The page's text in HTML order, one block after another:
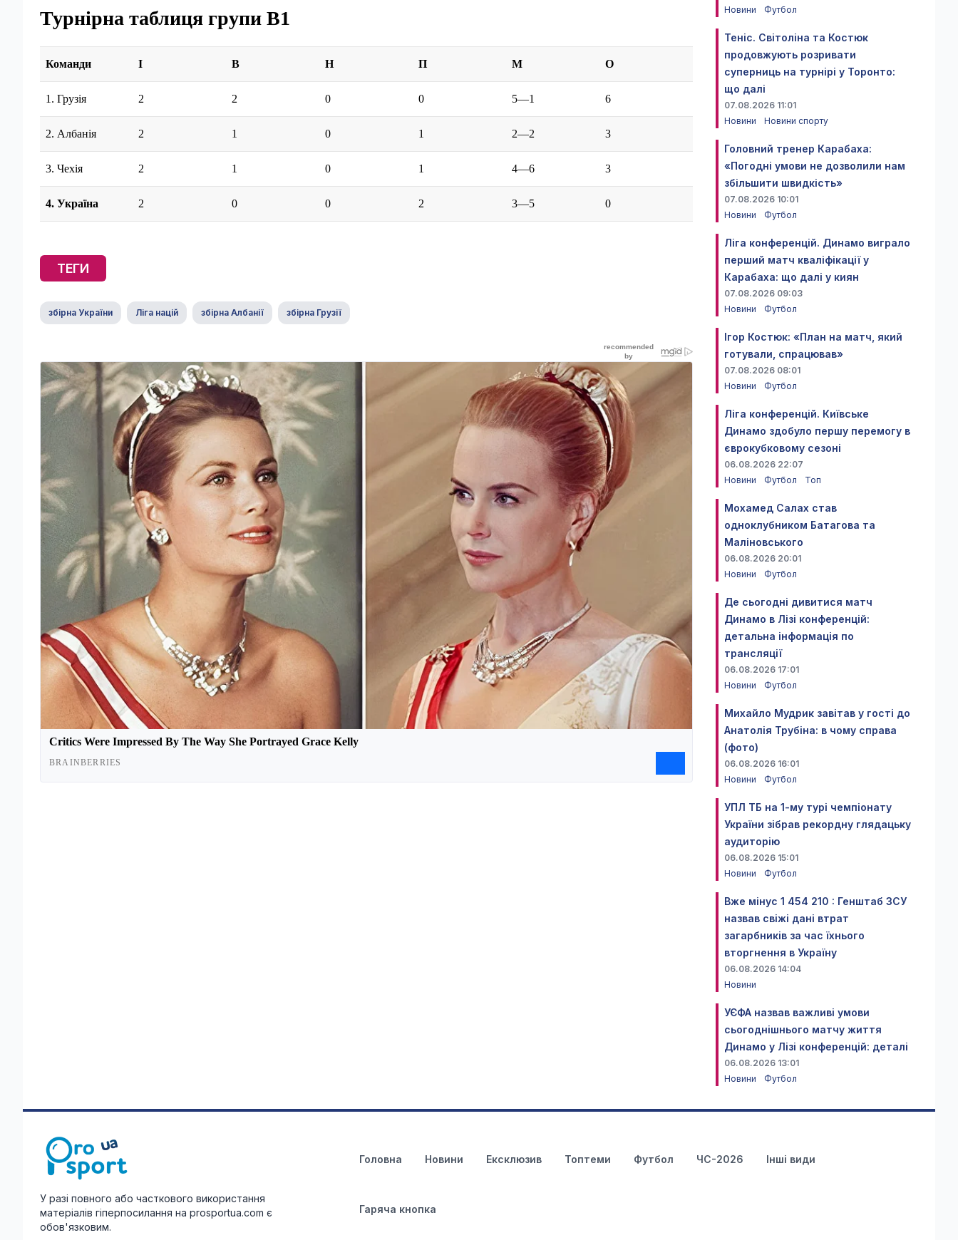
Турнірна таблиця групи В1
Команди І В Н П М О
1. Грузія 2 2 0 0 5—1 6
2. Албанія 2 1 0 1 2—2 3
3. Чехія 2 1 0 1 4—6 3
4. Україна 2 0 0 2 3—5 0
ТЕГИ
збірна України Ліга націй збірна Албанії збірна Грузії
Новини
Футбол
Теніс. Світоліна та Костюк
продовжують розривати
суперниць на турнірі у Торонто:
що далі
07.08.2026 11:01
Новини
Новини спорту
Головний тренер Карабаха:
«Погодні умови не дозволили нам
збільшити швидкість»
07.08.2026 10:01
Новини
Футбол
Ліга конференцій. Динамо виграло
перший матч кваліфікації у
Карабаха: що далі у киян
07.08.2026 09:03
Новини
Футбол
Ігор Костюк: «План на матч, який
готували, спрацював»
07.08.2026 08:01
Новини
Футбол
Ліга конференцій. Київське
Динамо здобуло першу перемогу в
єврокубковому сезоні
06.08.2026 22:07
Новини
Футбол Топ
Мохамед Салах став
одноклубником Батагова та
Маліновського
06.08.2026 20:01
Новини
Футбол
Де сьогодні дивитися матч
Динамо в Лізі конференцій:
детальна інформація по
трансляції
06.08.2026 17:01
Новини
Футбол
Михайло Мудрик завітав у гості до
Анатолія Трубіна: в чому справа
(фото)
06.08.2026 16:01
Новини
Футбол
УПЛ ТБ на 1-му турі чемпіонату
України зібрав рекордну глядацьку
аудиторію
06.08.2026 15:01
Новини
Футбол
Вже мінус 1 454 210 : Генштаб ЗСУ
назвав свіжі дані втрат
загарбників за час їхнього
вторгнення в Україну
06.08.2026 14:04
Новини
УЄФА назвав важливі умови
сьогоднішнього матчу життя
Динамо у Лізі конференцій: деталі
06.08.2026 13:01
Новини
Футбол
У разі повного або часткового використання
матеріалів гіперпосилання на prosportua.com є
обов'язковим.
Головна Новини Ексклюзив Топтеми Футбол ЧС-2026 Інші види
Гаряча кнопка